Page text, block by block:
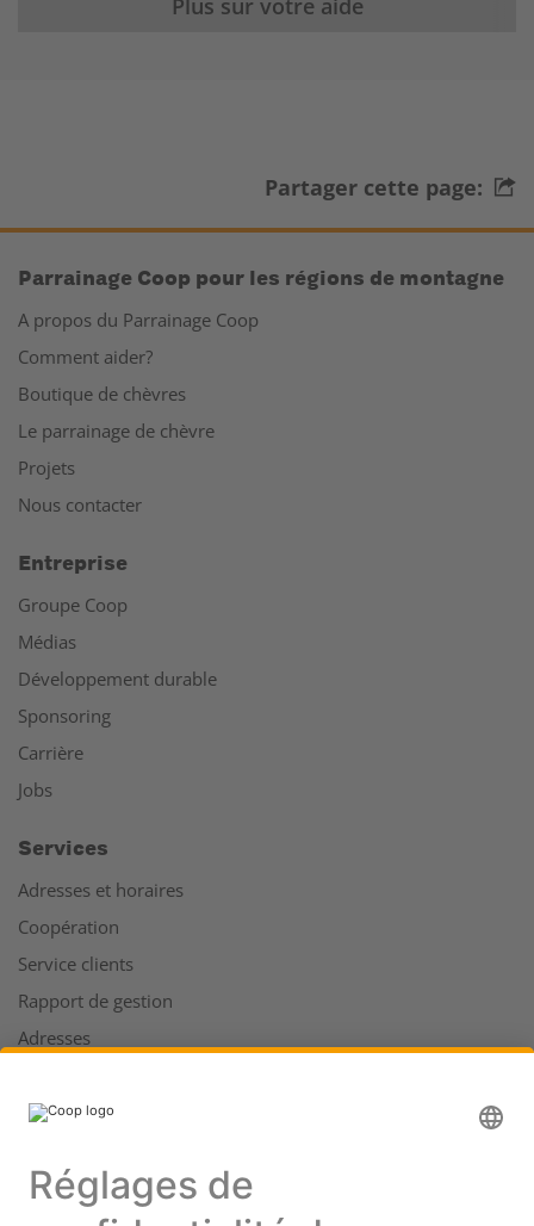
Partager cette page:
Parrainage Coop pour les régions de montagne
A propos du Parrainage Coop
Comment aider?
Boutique de chèvres
Le parrainage de chèvre
Projets
Nous contacter
Entreprise
Groupe Coop
Médias
Développement durable
Sponsoring
Carrière
Jobs
Services
Adresses et horaires
Coopération
Service clients
Rapport de gestion
Adresses
Enseignes et services
Supercard